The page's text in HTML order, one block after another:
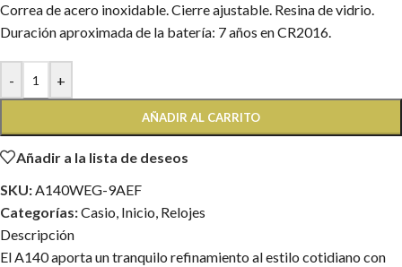
Correa de acero inoxidable. Cierre ajustable. Resina de vidrio.
Duración aproximada de la batería: 7 años en CR2016.
- +
AÑADIR AL CARRITO
Añadir a la lista de deseos
SKU:A140WEG-9AEF
Categorías:Casio, Inicio, Relojes
Descripción
El A140 aporta un tranquilo refinamiento al estilo cotidiano con